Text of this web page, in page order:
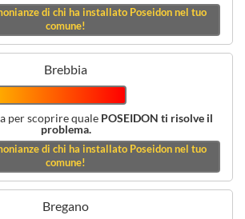
di chi ha installato Poseidon nel tuo
comune!
Brebbia
per scoprire quale POSEIDON ti risolve il
problema.
di chi ha installato Poseidon nel tuo
comune!
Bregano